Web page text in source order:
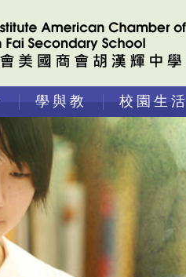
學與教 校園生活